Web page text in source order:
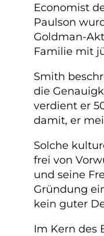
Economist
Paulson
Goldman-
Familie mit
Smith
die
verdient er
damit, er
Solche
frei von
und seine
Gründung
kein guter
Im Kern des